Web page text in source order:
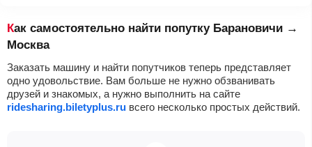
Как самостоятельно найти попутку Барановичи →
Москва
Заказать машину и найти попутчиков теперь представляет
одно удовольствие. Вам больше не нужно обзванивать
друзей и знакомых, а нужно выполнить на сайте
ridesharing.biletyplus.ru всего несколько простых действий.